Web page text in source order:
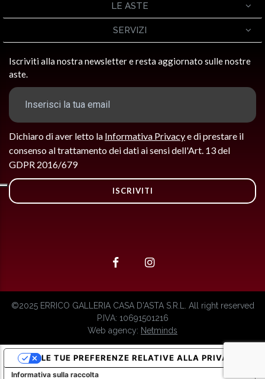
LE ASTE
SERVIZI
Iscriviti alla nostra newsletter e resta aggiornato sulle nostre
aste.
Dichiaro di aver letto la Informativa Privacye di prestare il
consenso al trattamento dei dati ai sensi dell'Art. 13 del
GDPR 2016/679
ISCRIVITI
©2025 ERRICO GALLERIA CASA D'ASTA S.R.L. All right reserved
P.IVA: 10691501216
Web agency: Netminds
Informativa sulla raccolta
LE TUE PREFERENZE RELATIVE ALLA PRIVACY